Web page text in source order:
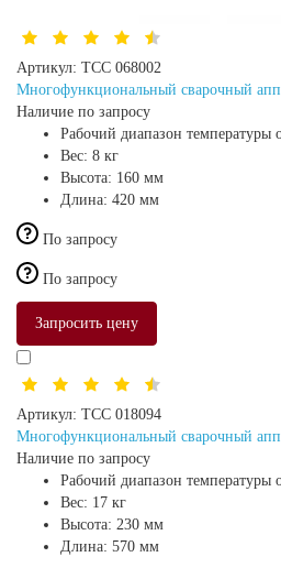
Артикул: ТСС 068002
Многофункциональный сварочный
Наличие по запросу
Рабочий диапазон
Вес: 8 кг
Высота: 160 мм
Длина: 420 мм
По запросу
По запросу
Запросить цену
Артикул: ТСС 018094
Многофункциональный сварочный
Наличие по запросу
Рабочий диапазон
Вес: 17 кг
Высота: 230 мм
Длина: 570 мм